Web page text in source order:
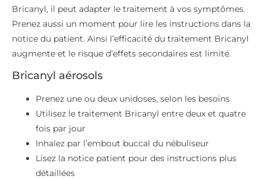
Bricanyl, il peut adapter le traitement à vos symptômes.
Prenez aussi un moment pour lire les instructions dans la
notice du patient. Ainsi l’efficacité du traitement Bricanyl
augmente et le risque d’effets secondaires est limité.
Bricanyl aérosols
Prenez une ou deux unidoses, selon les besoins
Utilisez le traitement Bricanyl entre deux et quatre
fois par jour
Inhalez par l’embout buccal du nébuliseur
Lisez la notice patient pour des instructions plus
détaillées